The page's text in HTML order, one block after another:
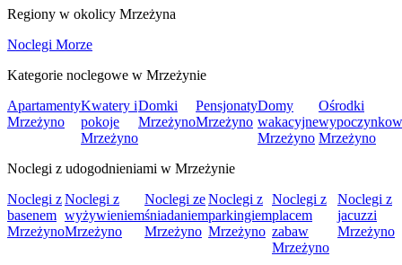
Regiony w okolicy Mrzeżyna
Noclegi Morze
Kategorie noclegowe w Mrzeżynie
Apartamenty
Mrzeżyno
Kwatery i
pokoje
Mrzeżyno
Domki
Mrzeżyno
Pensjonaty
Mrzeżyno
Domy
wakacyjne
Mrzeżyno
Ośrodki
Mrzeżyno
Noclegi z udogodnieniami w Mrzeżynie
Noclegi z
basenem
Mrzeżyno
Noclegi z
wyżywieniem
Mrzeżyno
Noclegi ze
śniadaniem
Mrzeżyno
Noclegi z
parkingiem
Mrzeżyno
Noclegi z
placem
zabaw
Mrzeżyno
Noclegi z
jacuzzi
Mrzeżyno